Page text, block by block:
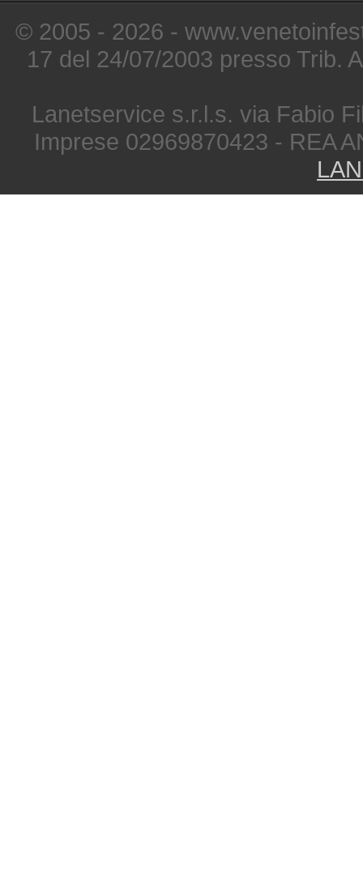
© 2005 - 2026 -
17 del 24/07/2003 presso Trib.
Lanetservice s.r.l.s. via Fabio
Imprese 02969870423 - REA